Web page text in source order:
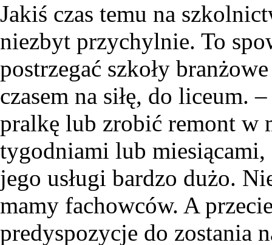
Jakiś czas temu na
niezbyt przychylnie. To
postrzegać szkoły
czasem na siłę, do liceum.
pralkę lub zrobić remont w
tygodniami lub
jego usługi bardzo dużo.
mamy fachowców. A
predyspozycje do zostania